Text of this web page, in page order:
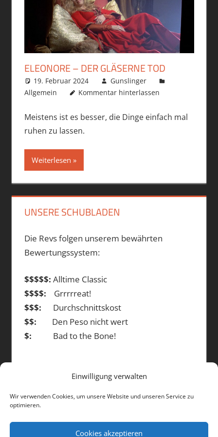
Einwilligung verwalten
Wir verwenden Cookies, um unsere Website und unseren Service zu
optimieren.
Cookies akzeptieren
ELEONORE – DER GLÄSERNE TOD
19. Februar 2024
Gunslinger
Allgemein
Kommentar hinterlassen
Meistens ist es besser, die Dinge einfach mal
ruhen zu lassen.
Weiterlesen
UNSERE SCHUBLADEN
Die Revs folgen unserem bewährten
Bewertungssystem:
$$$$$: Alltime Classic
$$$$: Grrrrreat!
$$$: Durchschnittskost
$$: Den Peso nicht wert
$: Bad to the Bone!
DIE BEITRÄGE